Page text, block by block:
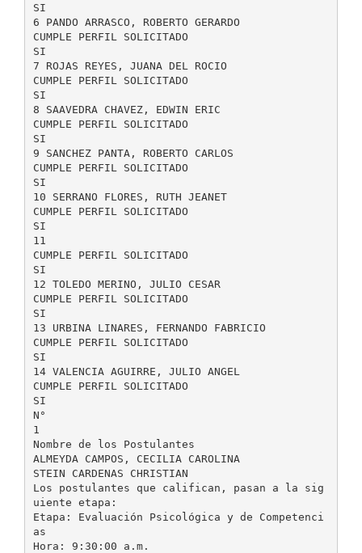
SI
6 PANDO ARRASCO, ROBERTO GERARDO
CUMPLE PERFIL SOLICITADO
SI
7 ROJAS REYES, JUANA DEL ROCIO
CUMPLE PERFIL SOLICITADO
SI
8 SAAVEDRA CHAVEZ, EDWIN ERIC
CUMPLE PERFIL SOLICITADO
SI
9 SANCHEZ PANTA, ROBERTO CARLOS
CUMPLE PERFIL SOLICITADO
SI
10 SERRANO FLORES, RUTH JEANET
CUMPLE PERFIL SOLICITADO
SI
11
CUMPLE PERFIL SOLICITADO
SI
12 TOLEDO MERINO, JULIO CESAR
CUMPLE PERFIL SOLICITADO
SI
13 URBINA LINARES, FERNANDO FABRICIO
CUMPLE PERFIL SOLICITADO
SI
14 VALENCIA AGUIRRE, JULIO ANGEL
CUMPLE PERFIL SOLICITADO
SI
N°
1
Nombre de los Postulantes
ALMEYDA CAMPOS, CECILIA CAROLINA
STEIN CARDENAS CHRISTIAN
Los postulantes que califican, pasan a la sig
uiente etapa:
Etapa: Evaluación Psicológica y de Competenci
as
Hora: 9:30:00 a.m.